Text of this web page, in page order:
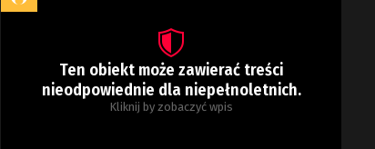
Ten obiekt może zawierać treści
nieodpowiednie dla niepełnoletnich.
Kliknij by zobaczyć wpis